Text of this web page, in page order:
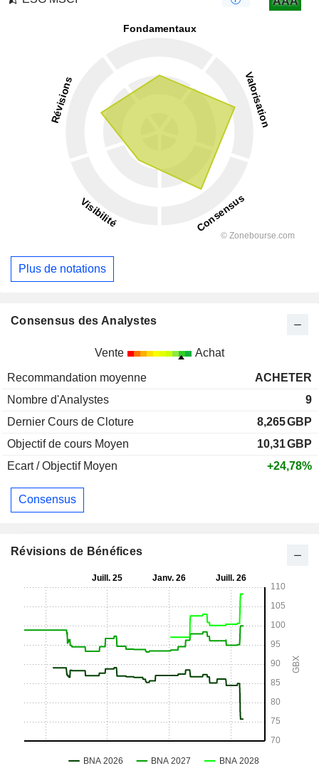
Plus de notations
Consensus des Analystes
Vente Achat
Recommandation moyenne
ACHETER
Nombre d'Analystes
9
Dernier Cours de Cloture
8,265GBP
Objectif de cours Moyen
10,31GBP
Ecart / Objectif Moyen
+24,78%
Consensus
Révisions de Bénéfices